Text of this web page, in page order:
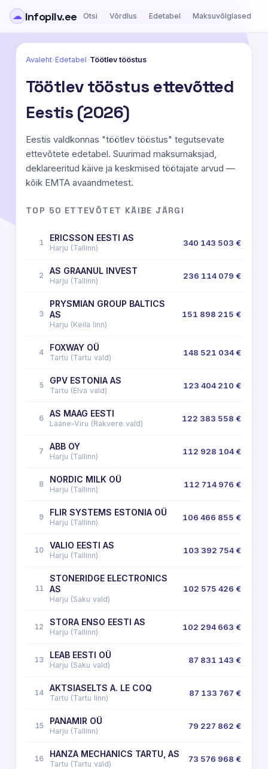
☁ Infopilv.ee Otsi Võrdlus Edetabel Maksuvõlglased
Avaleht›Edetabel›Töötlev tööstus
Töötlev tööstus ettevõtted
Eestis (2026)
Eestis valdkonnas "töötlev tööstus" tegutsevate
ettevõtete edetabel. Suurimad maksumaksjad,
deklareeritud käive ja keskmised töötajate arvud —
kõik EMTA avaandmetest.
TOP 50 ETTEVÕTET KÄIBE JÄRGI
1 ERICSSON EESTI AS
Harju (Tallinn)
340 143 503 €
2 AS GRAANUL INVEST
Harju (Tallinn)
236 114 079 €
3
PRYSMIAN GROUP BALTICS
AS
Harju (Keila linn)
151 898 215 €
4 FOXWAY OÜ
Tartu (Tartu vald)
148 521 034 €
5 GPV ESTONIA AS
Tartu (Elva vald)
123 404 210 €
6 AS MAAG EESTI
Lääne-Viru (Rakvere vald)
122 383 558 €
7 ABB OY
Harju (Tallinn)
112 928 104 €
8 NORDIC MILK OÜ
Harju (Tallinn)
112 714 976 €
9 FLIR SYSTEMS ESTONIA OÜ
Harju (Tallinn)
106 466 855 €
10 VALIO EESTI AS
Harju (Tallinn)
103 392 754 €
11
STONERIDGE ELECTRONICS
AS
Harju (Saku vald)
102 575 426 €
12 STORA ENSO EESTI AS
Harju (Tallinn)
102 294 663 €
13 LEAB EESTI OÜ
Harju (Saku vald)
87 831 143 €
14 AKTSIASELTS A. LE COQ
Tartu (Tartu linn)
87 133 767 €
15 PANAMIR OÜ
Harju (Tallinn)
79 227 862 €
16 HANZA MECHANICS TARTU, AS
Tartu (Tartu vald)
73 576 968 €